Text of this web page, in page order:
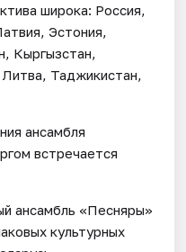
широка: Россия,
Эстония,
Кыргызстан,
Таджикистан,
ансамбля
встречается
ансамбль «Песняры»
культурных